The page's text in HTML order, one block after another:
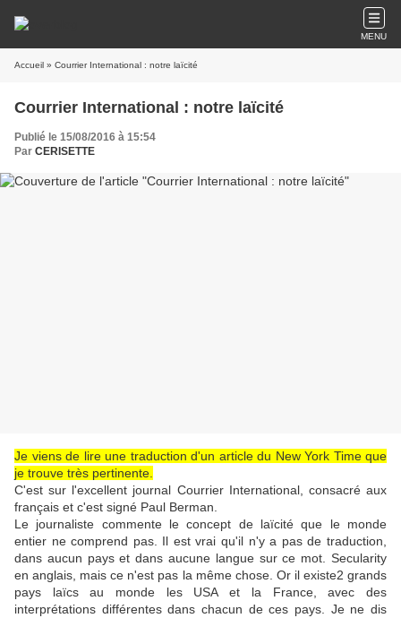
MENU
Accueil » Courrier International : notre laïcité
Courrier International : notre laïcité
Publié le 15/08/2016 à 15:54
Par CERISETTE
Je viens de lire une traduction d'un article du New York Time que
je trouve très pertinente.
C'est sur l'excellent journal Courrier International, consacré aux
français et c'est signé Paul Berman.
Le journaliste commente le concept de laïcité que le monde
entier ne comprend pas. Il est vrai qu'il n'y a pas de traduction,
dans aucun pays et dans aucune langue sur ce mot. Secularity
en anglais, mais ce n'est pas la même chose. Or il existe2 grands
pays laïcs au monde les USA et la France, avec des
interprétations différentes dans chacun de ces pays. Je ne dis